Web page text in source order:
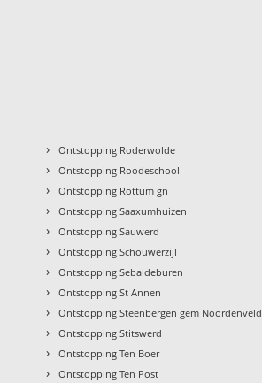
› Ontstopping Roderwolde
› Ontstopping Roodeschool
› Ontstopping Rottum gn
› Ontstopping Saaxumhuizen
› Ontstopping Sauwerd
› Ontstopping Schouwerzijl
› Ontstopping Sebaldeburen
› Ontstopping St Annen
› Ontstopping Steenbergen gem Noordenveld
› Ontstopping Stitswerd
› Ontstopping Ten Boer
› Ontstopping Ten Post